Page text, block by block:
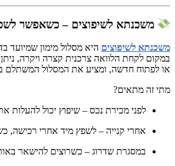
משכנתא לשיפוצים – כשאפשר
משכנתא לשיפוצים היא מסלול מימון
במקום לקחת הלוואה צרכנית קצרה ויקרה,
או לפתוח חדשה, ומציע את המסלול המשתלם
מתי זה מתאים?
לפני מכירת נכס – שיפוץ יכול להעלות
אחרי קנייה – לשפץ מיד אחרי רכישה,
במסגרת שדרוג – כשרוצים להישאר